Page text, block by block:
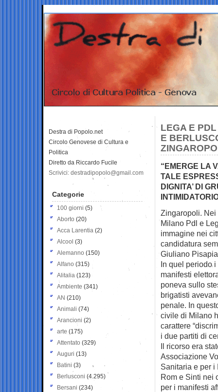
LEGA E
E
“EMERGE LA
TALE
DIGNITA’ DI
Zingaropoli. Nei
Milano Pdl e
immagine nei
candidatura
Giuliano
In quel periodo
manifesti
poneva sullo
brigatisti
penale. In
civile di Milano
carattere
i due partiti di
Il ricorso era
Associazione
Sanitaria e per
Rom e Sinti nei
per i manifesti
Destra di Popolo.net
Circolo Genovese di Cultura e
Politica
Diretto da Riccardo Fucile
Scrivici: destradipopolo@gmail.com
Categorie
100 giorni (5)
Aborto (20)
Acca Larentia (2)
Alcool (3)
Alemanno (150)
Alfano (315)
Alitalia (123)
Ambiente (341)
AN (210)
Animali (74)
Arancioni (2)
arte (175)
Attentato (329)
Auguri (13)
Batini (3)
Berlusconi (4.295)
Bersani (234)